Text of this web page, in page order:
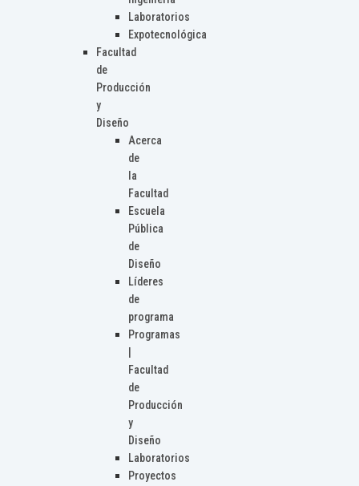
Laboratorios
Expotecnológica
Facultad
de
Producción
y
Diseño
Acerca
de
la
Facultad
Escuela
Pública
de
Diseño
Líderes
de
programa
Programas
Facultad
de
Producción
y
Diseño
Laboratorios
Proyectos